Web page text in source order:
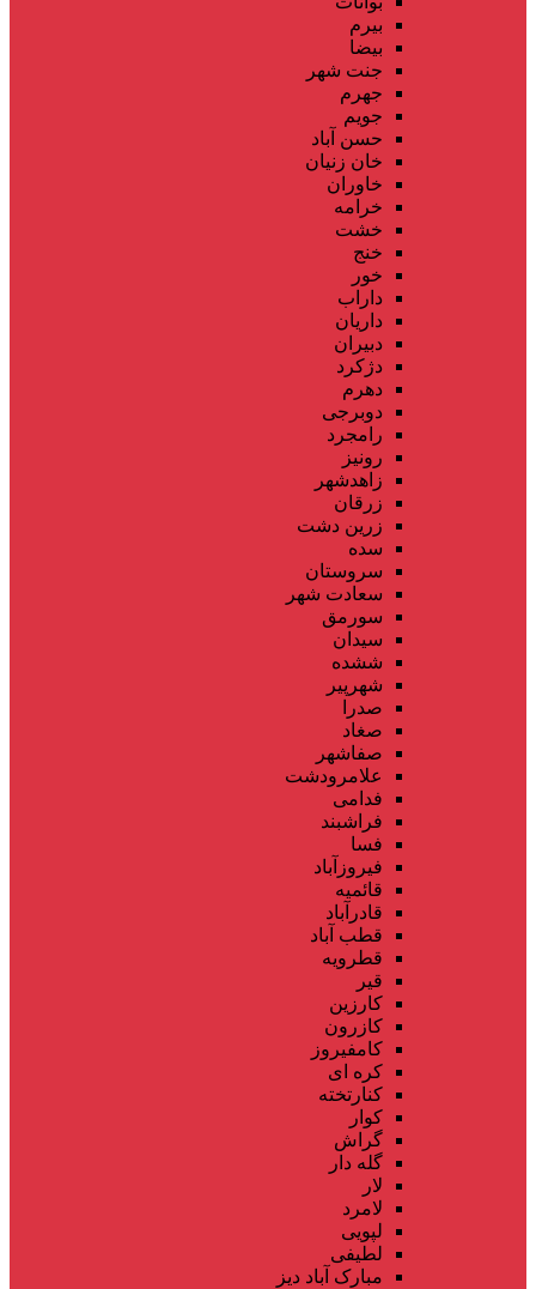
بیرم
بیضا
جنت شهر
جهرم
جویم
حسن آباد
خان زنیان
خاوران
خرامه
خشت
خنج
خور
داراب
داریان
دبیران
دژکرد
دهرم
دوبرجی
رامجرد
رونیز
زاهدشهر
زرقان
زرین دشت
سده
سروستان
سعادت شهر
سورمق
سیدان
ششده
شهرپیر
صدرا
صغاد
صفاشهر
علامرودشت
فدامی
فراشبند
فسا
فیروزآباد
قائمیه
قادرآباد
قطب آباد
قطرویه
قیر
کارزین
کازرون
کامفیروز
کره ای
کنارتخته
کوار
گراش
گله دار
لار
لامرد
لپویی
لطیفی
مبارک آباد دیز